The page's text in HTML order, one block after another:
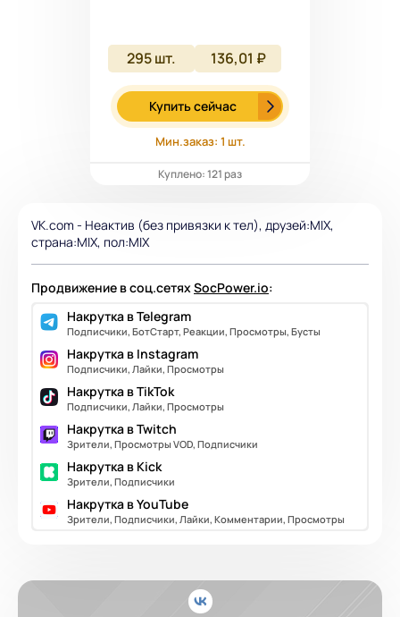
295шт. 136,01 ₽
Купить сейчас
Мин.заказ: 1 шт.
Куплено: 121 раз
VK.com - Неактив (без привязки к тел), друзей:MIX,
страна:MIX, пол:MIX
Продвижение в соц.сетяхSocPower.io:
Накрутка в Telegram
Подписчики, БотСтарт, Реакции, Просмотры, Бусты
Накрутка в Instagram
Подписчики, Лайки, Просмотры
Накрутка в TikTok
Подписчики, Лайки, Просмотры
Накрутка в Twitch
Зрители, Просмотры VOD, Подписчики
Накрутка в Kick
Зрители, Подписчики
Накрутка в YouTube
Зрители, Подписчики, Лайки, Комментарии, Просмотры